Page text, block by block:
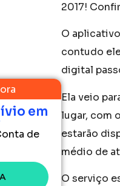
em
de
2017!
O
contudo
digital
Ela veio
lugar, com
estarão
médio de
O serviço